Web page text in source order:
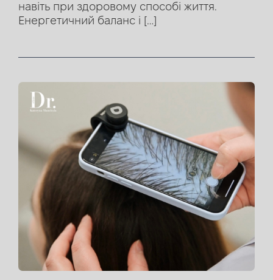
навіть при здоровому способі життя.
Енергетичний баланс і […]